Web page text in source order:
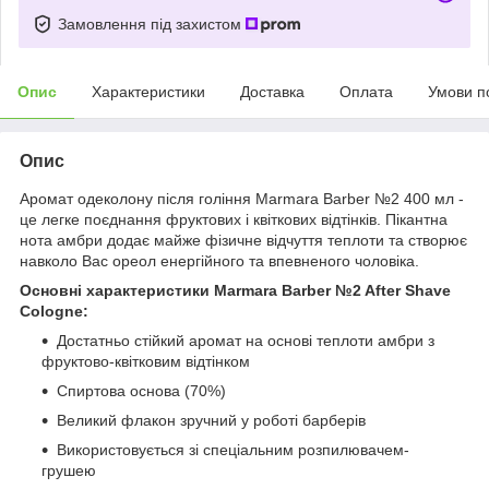
Замовлення під захистом
Опис Характеристики Доставка Оплата Умови
Опис
Аромат одеколону після гоління Marmara Barber №2 400 мл -
це легке поєднання фруктових і квіткових відтінків. Пікантна
нота амбри додає майже фізичне відчуття теплоти та створює
навколо Вас ореол енергійного та впевненого чоловіка.
Основні характеристики Marmara Barber №2 After Shave
Cologne:
Достатньо стійкий аромат на основі теплоти амбри з
фруктово-квітковим відтінком
Спиртова основа (70%)
Великий флакон зручний у роботі барберів
Використовується зі спеціальним розпилювачем-
грушею